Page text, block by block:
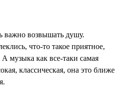
важно возвышать душу.
что-то такое приятное,
музыка как все-таки самая
классическая, она это ближе